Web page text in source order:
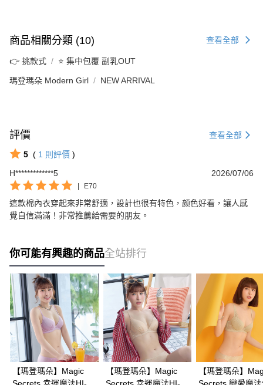
商品相關分類 (10) 查看全部
👉 挑款式 ⭐ 集中包覆 副乳OUT
瑪登瑪朵 Modern Girl NEW ARRIVAL
評價 查看全部
5 ( 1 則評價 )
H*************5
2026/07/06
E70
這款棉內衣穿起來非常舒適，設計也很有特色，颜色好看，讓人感
覺自信滿滿！非常推薦給需要的朋友。
你可能有興趣的商品全站排行
【瑪登瑪朵】Magic
【瑪登瑪朵】Magic
【瑪登瑪朵】